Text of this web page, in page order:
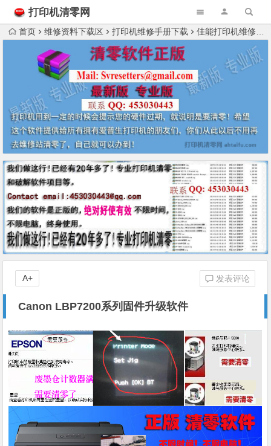
打印机清零网
首页 维修资料下载区 打印机维修手册下载 佳能打印机维修资料
Canon LBP7200系列固件升级软件
发表评论
A+